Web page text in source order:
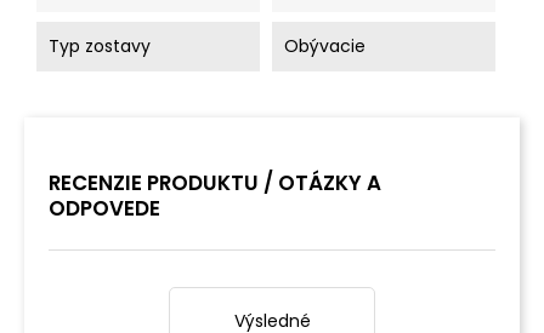
Typ zostavy Obývacie
RECENZIE PRODUKTU / OTÁZKY A
ODPOVEDE
Výsledné